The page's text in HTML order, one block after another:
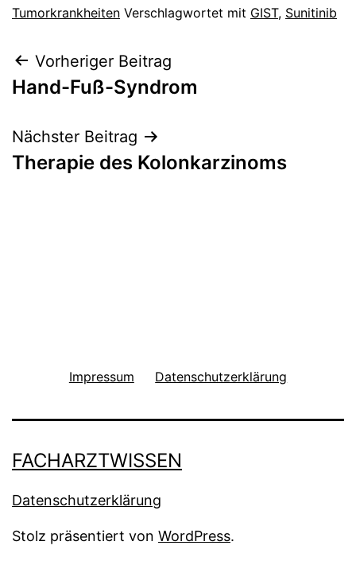
Tumorkrankheiten Verschlagwortet mit GIST, Sunitinib
Beitragsnavigation
Vorheriger Beitrag
Hand-Fuß-Syndrom
Nächster Beitrag
Therapie des Kolonkarzinoms
Impressum Datenschutzerklärung
FACHARZTWISSEN
Datenschutzerklärung
Stolz präsentiert von WordPress.